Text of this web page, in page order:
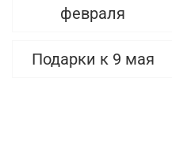
февраля
Подарки к 9 мая